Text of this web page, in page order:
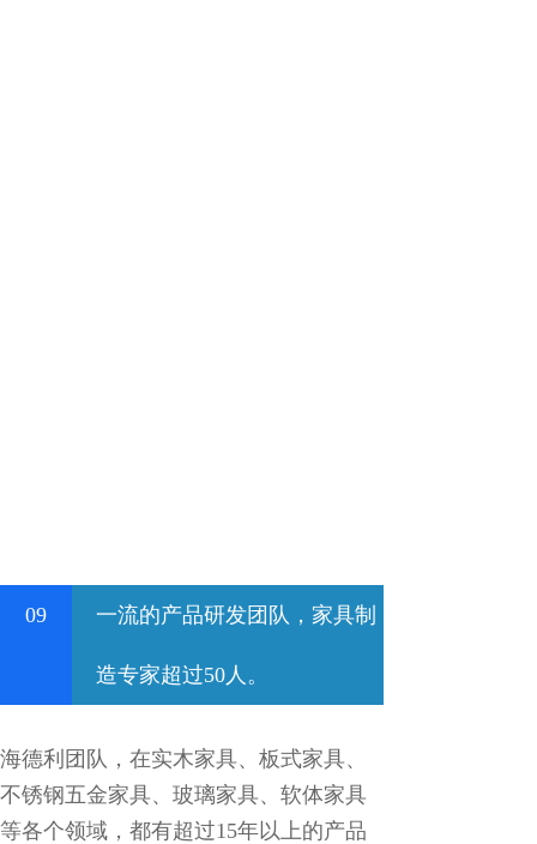
09 一流的产品研发团队，家具制
造专家超过50人。
海德利团队，在实木家具、板式家具、
不锈钢五金家具、玻璃家具、软体家具
等各个领域，都有超过15年以上的产品